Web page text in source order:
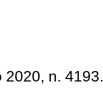
2020, n. 4193.